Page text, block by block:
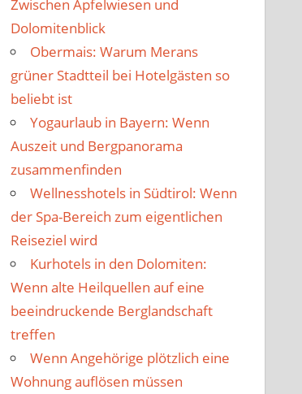
Zwischen Apfelwiesen und
Dolomitenblick
Obermais: Warum Merans
grüner Stadtteil bei Hotelgästen so
beliebt ist
Yogaurlaub in Bayern: Wenn
Auszeit und Bergpanorama
zusammenfinden
Wellnesshotels in Südtirol: Wenn
der Spa-Bereich zum eigentlichen
Reiseziel wird
Kurhotels in den Dolomiten:
Wenn alte Heilquellen auf eine
beeindruckende Berglandschaft
treffen
Wenn Angehörige plötzlich eine
Wohnung auflösen müssen